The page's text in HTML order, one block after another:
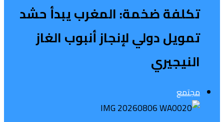
تكلفة ضخمة: المغرب يبدأ حشد
تمويل دولي لإنجاز أنبوب الغاز
النيجيري
مجتمع